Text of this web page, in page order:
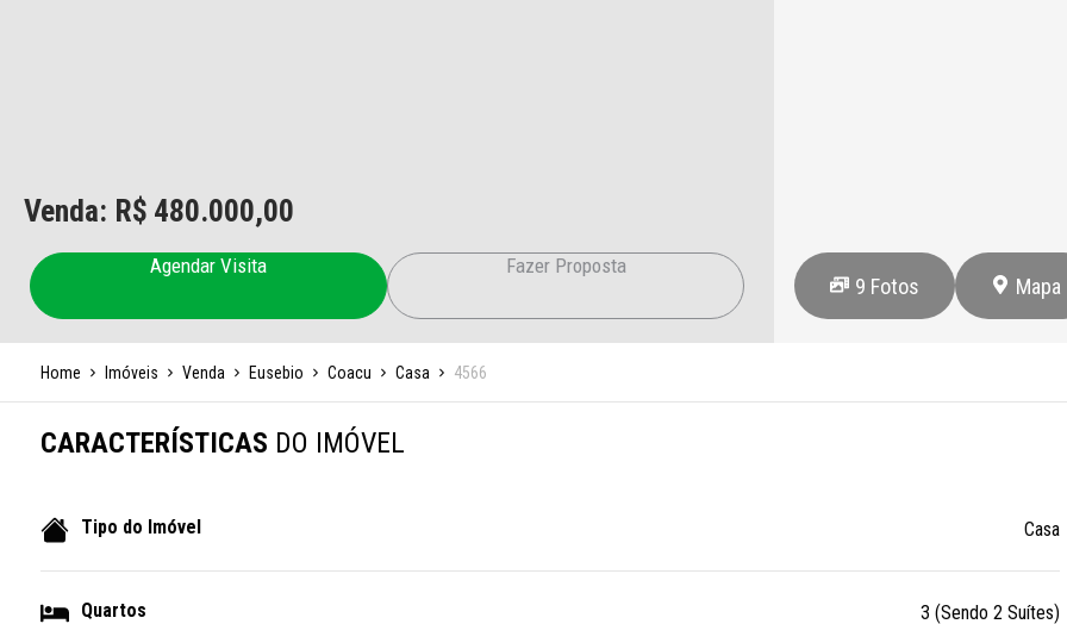
Venda: R$ 480.000,00
Agendar Visita Fazer Proposta
9 Fotos Mapa
Home Imóveis Venda Eusebio Coacu Casa 4566
CARACTERÍSTICAS DO IMÓVEL
Tipo do Imóvel Casa
Quartos 3 (Sendo 2 Suítes)